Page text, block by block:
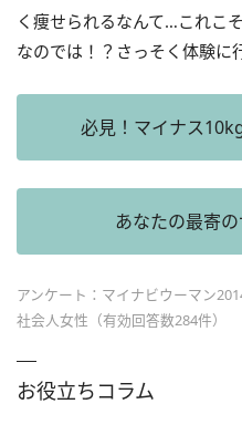
く痩せられるなんて…これこ
なのでは！？さっそく体験に
必見！マイナス
あなたの最寄
アンケート：マイナビウーマン
社会人女性（有効回答数284件）
お役立ちコラム